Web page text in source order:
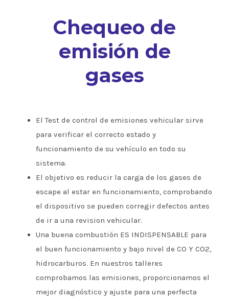
Chequeo de
emisión de
gases
El Test de control de emisiones vehicular sirve
para verificar el correcto estado y
funcionamiento de su vehículo en todo su
sistema.
El objetivo es reducir la carga de los gases de
escape al estar en funcionamiento, comprobando
el dispositivo se pueden corregir defectos antes
de ir a una revision vehicular.
Una buena combustión ES INDISPENSABLE para
el buen funcionamiento y bajo nivel de CO Y CO2,
hidrocarburos. En nuestros talleres
comprobamos las emisiones, proporcionamos el
mejor diagnóstico y ajuste para una perfecta